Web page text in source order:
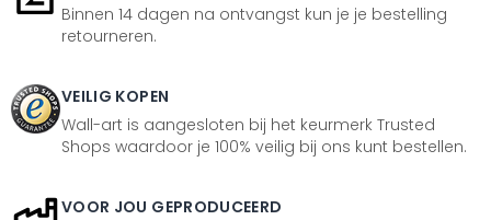
Binnen 14 dagen na ontvangst kun je je bestelling
retourneren.
VEILIG KOPEN
Wall-art is aangesloten bij het keurmerk Trusted
Shops waardoor je 100% veilig bij ons kunt bestellen.
VOOR JOU GEPRODUCEERD